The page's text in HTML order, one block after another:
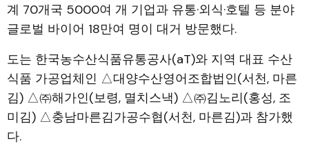
계 70개국 5000여 개 기업과 유통·외식·호텔 등 분야
글로벌 바이어 18만여 명이 대거 방문했다.
도는 한국농수산식품유통공사(aT)와 지역 대표 수산
식품 가공업체인 △대양수산영어조합법인(서천, 마른
김) △㈜해가인(보령, 멸치스낵) △㈜김노리(홍성, 조
미김) △충남마른김가공수협(서천, 마른김)과 참가했
다.